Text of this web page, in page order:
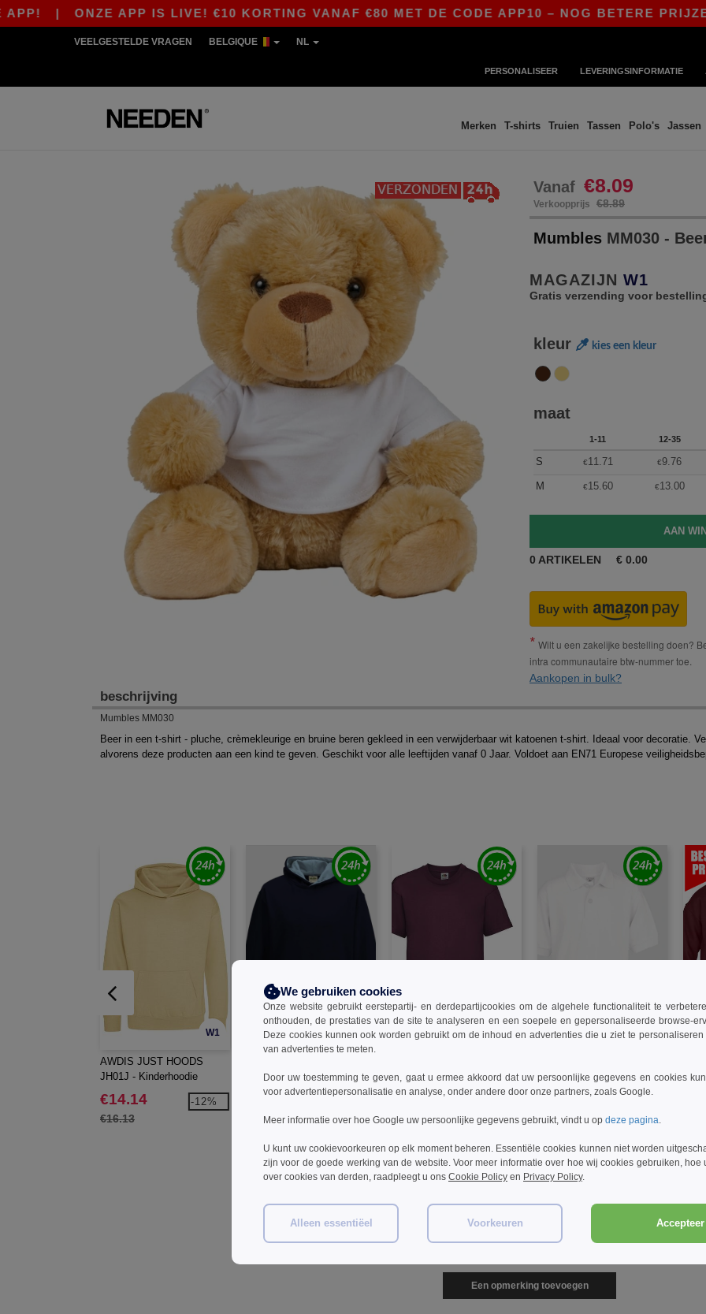
| ONZE APP IS LIVE! €10 KORTING VANAF €80 MET DE CODE APP10 – NOG BETERE PRIJZEN
VEELGESTELDE VRAGEN BELGIQUE NL
PERSONALISEER LEVERINGSINFORMATIE
Merken T-shirts Truien Tassen Polo's Jassen
Vanaf €8.09
Verkoopprijs €8.89
Mumbles MM030 -
MAGAZIJN W1
Gratis verzending voor
kleur kies een kleur
maat
1-11 12-35
S €11.71 €9.76
M €15.60 €13.00
0 ARTIKELEN € 0.00
Wilt u een zakelijke bestelling doen?
intra communautaire btw-nummer toe.
Aankopen in bulk?
beschrijving
Mumbles MM030
Beer in een t-shirt - pluche, crèmekleurige en bruine beren gekleed in een verwijderbaar wit katoenen t-shirt. Ideaal voor decoratie.
alvorens deze producten aan een kind te geven. Geschikt voor alle leeftijden vanaf 0 Jaar. Voldoet aan EN71 Europese
W1
AWDIS JUST HOODS
JH01J - Kinderhoodie
€14.14
€16.13
-12%
W1
JH03J - Varsity
kinderhoodie
€15.81
€20.35
W1
Waarde Gewicht (61-033-0)
€2.19
€3.60
W1
€3.59
€12.98
Opmerkingen over Mumbles MM030
Een opmerking toevoegen
We gebruiken cookies
Onze website gebruikt eerstepartij- en derdepartijcookies om de algehele functionaliteit te
onthouden, de prestaties van de site te analyseren en een soepele en gepersonaliseerde browse-
Deze cookies kunnen ook worden gebruikt om de inhoud en advertenties die u ziet te
van advertenties te meten.
Door uw toestemming te geven, gaat u ermee akkoord dat uw persoonlijke gegevens en cookies
voor advertentiepersonalisatie en analyse, onder andere door onze partners, zoals Google.
Meer informatie over hoe Google uw persoonlijke gegevens gebruikt, vindt u op deze pagina.
U kunt uw cookievoorkeuren op elk moment beheren. Essentiële cookies kunnen niet worden
zijn voor de goede werking van de website. Voor meer informatie over hoe wij cookies gebruiken, hoe
over cookies van derden, raadpleegt u ons Cookie Policy en Privacy Policy.
Alleen essentiëel Voorkeuren